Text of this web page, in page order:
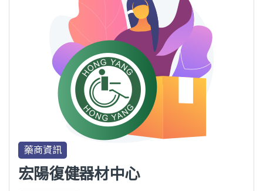
藥商資訊
宏陽復健器材中心